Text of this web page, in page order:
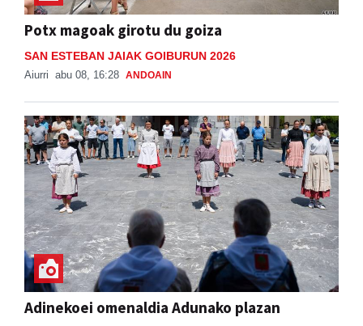
Potx magoak girotu du goiza
SAN ESTEBAN JAIAK GOIBURUN 2026
Aiurri abu 08, 16:28 ANDOAIN
Adinekoei omenaldia Adunako plazan